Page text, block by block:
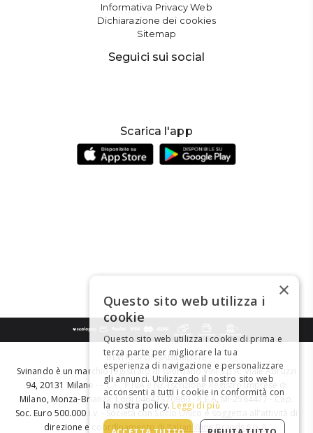
Informativa Privacy Web
Dichiarazione dei cookies
Sitemap
Seguici sui social
Scarica l'app
BEVI RESPONSABILMENTE
Svinando è un marchio registrato di Giordano Vini S.p.A. Viale Abruzzi
94, 20131 Milano - - C.F., P.IVA e Nr. Iscrizione Registro Imprese di
Milano, Monza-Brianza, Lodi 04642870960 - R.E.A. MI-2564477 - Cap.
Soc. Euro 500.000 i.v. - Società con Socio Unico e soggetta all'attività di
direzione e coordinamento diItalian Wine Brands S.p.A.
×
Questo sito web utilizza i
cookie
Questo sito web utilizza i cookie di prima e
terza parte per migliorare la tua
esperienza di navigazione e personalizzare
gli annunci. Utilizzando il nostro sito web
acconsenti a tutti i cookie in conformità con
la nostra policy. Leggi di più